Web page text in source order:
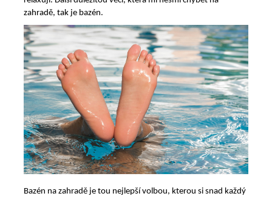
zahradě, tak je bazén.
Bazén na zahradě je tou nejlepší volbou, kterou si snad každý